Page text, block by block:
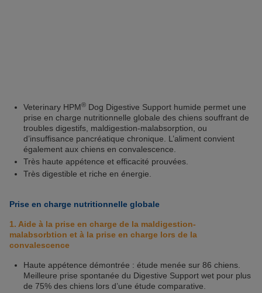
Veterinary HPM® Dog Digestive Support humide permet une
prise en charge nutritionnelle globale des chiens souffrant de
troubles digestifs, maldigestion-malabsorption, ou
d’insuffisance pancréatique chronique. L’aliment convient
également aux chiens en convalescence.
Très haute appétence et efficacité prouvées.
Très digestible et riche en énergie.
Prise en charge nutritionnelle globale
1. Aide à la prise en charge de la maldigestion-
malabsorbtion et à la prise en charge lors de la
convalescence
Haute appétence démontrée : étude menée sur 86 chiens.
Meilleure prise spontanée du Digestive Support wet pour plus
de 75% des chiens lors d’une étude comparative.